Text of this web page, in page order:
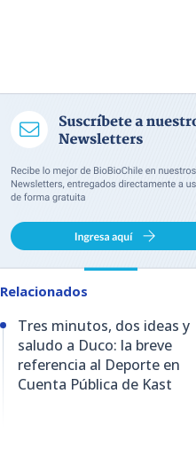
Relacionados
Tres minutos, dos ideas y
saludo a Duco: la breve
referencia al Deporte en
Cuenta Pública de Kast